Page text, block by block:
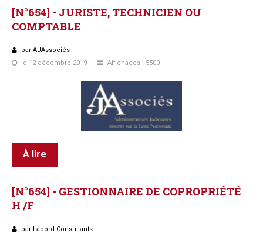
[N°654] - JURISTE, TECHNICIEN OU
COMPTABLE
par AJAssociés
le 12 décembre 2019
Affichages : 5500
À lire
[N°654] - GESTIONNAIRE DE COPROPRIÉTÉ
H /F
par Labord Consultants